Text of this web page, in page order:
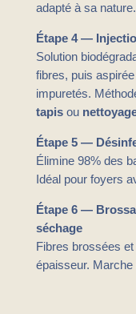
adapté à sa nature.
Étape 4 —
Solution
fibres, puis
impuretés.
tapisou
Étape 5 —
Élimine 98% des
Idéal pour foyers
Étape 6 —
séchage
Fibres brossées
épaisseur.